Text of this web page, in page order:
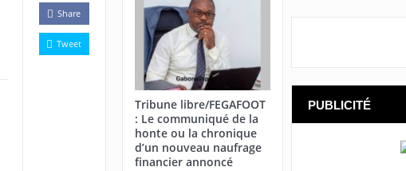
Share
Tweet
Tribune libre/FEGAFOOT
: Le communiqué de la
honte ou la chronique
d’un nouveau naufrage
financier annoncé
PUBLICITÉ